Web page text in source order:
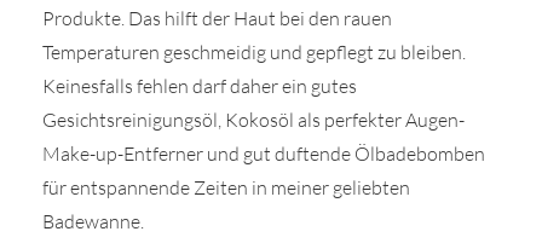
Produkte. Das hilft der Haut bei den rauen
Temperaturen geschmeidig und gepflegt zu bleiben.
Keinesfalls fehlen darf daher ein gutes
Gesichtsreinigungsöl, Kokosöl als perfekter Augen-
Make-up-Entferner und gut duftende Ölbadebomben
für entspannende Zeiten in meiner geliebten
Badewanne.